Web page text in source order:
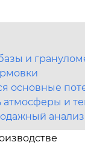
и
основные
и
анализ